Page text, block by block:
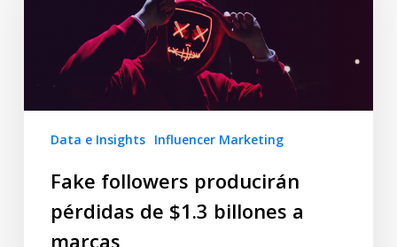
Data e Insights Influencer Marketing
Fake followers producirán
pérdidas de $1.3 billones a
marcas